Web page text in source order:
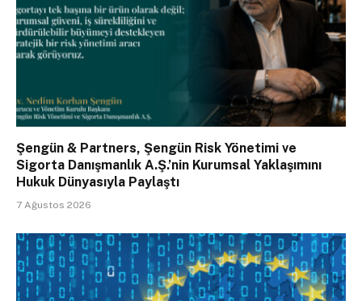
Şengün & Partners, Şengün Risk Yönetimi ve
Sigorta Danışmanlık A.Ş.’nin Kurumsal Yaklaşımını
Hukuk Dünyasıyla Paylaştı
7 Ağustos 2026